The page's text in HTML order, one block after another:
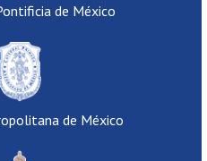
de México
de México